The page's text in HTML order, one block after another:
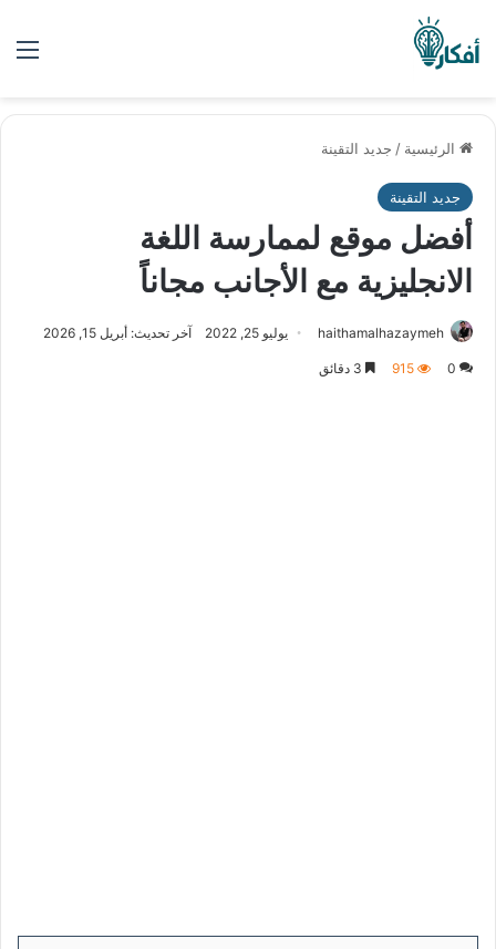
الرئيسية / جديد التقينة
جديد التقينة
أفضل موقع لممارسة اللغة
الانجليزية مع الأجانب مجاناً
haithamalhazaymeh يوليو 25, 2022 آخر تحديث: أبريل 15, 2026
0
915